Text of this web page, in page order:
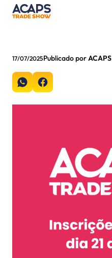
17/07/2025Publicado porACAPS